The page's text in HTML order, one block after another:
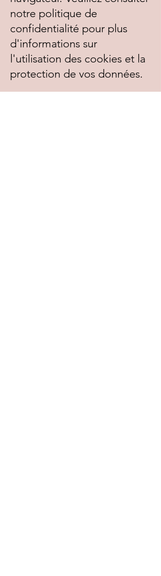
notre politique de
confidentialité pour plus
d'informations sur
l'utilisation des cookies et la
protection de vos données.